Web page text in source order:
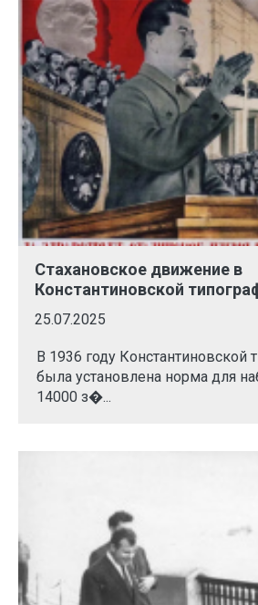
Стахановское движение в
Константиновской
25.07.2025
В 1936 году Константиновской
была установлена норма для
14000 з�...